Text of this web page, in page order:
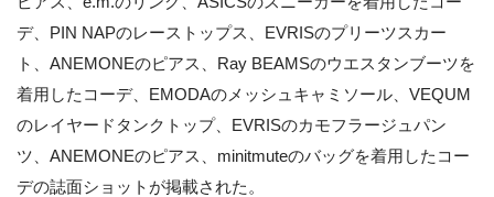
デ、PIN NAPのレーストップス、EVRISのプリーツスカー
ト、ANEMONEのピアス、Ray BEAMSのウエスタンブーツを
着用したコーデ、EMODAのメッシュキャミソール、VEQUM
のレイヤードタンクトップ、EVRISのカモフラージュパン
ツ、ANEMONEのピアス、minitmuteのバッグを着用したコー
デの誌面ショットが掲載された。